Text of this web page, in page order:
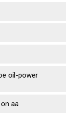
oil-power
aa